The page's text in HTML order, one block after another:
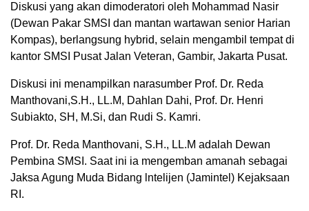
Diskusi yang akan dimoderatori oleh Mohammad Nasir
(Dewan Pakar SMSI dan mantan wartawan senior Harian
Kompas), berlangsung hybrid, selain mengambil tempat di
kantor SMSI Pusat Jalan Veteran, Gambir, Jakarta Pusat.
Diskusi ini menampilkan narasumber Prof. Dr. Reda
Manthovani,S.H., LL.M, Dahlan Dahi, Prof. Dr. Henri
Subiakto, SH, M.Si, dan Rudi S. Kamri.
Prof. Dr. Reda Manthovani, S.H., LL.M adalah Dewan
Pembina SMSI. Saat ini ia mengemban amanah sebagai
Jaksa Agung Muda Bidang lntelijen (Jamintel) Kejaksaan
RI.